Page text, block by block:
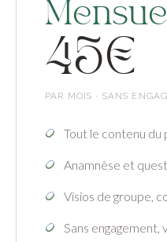
45€
PAR MOIS · SANS
Tout le contenu du
Anamnèse et
Visios de groupe,
Sans engagement,